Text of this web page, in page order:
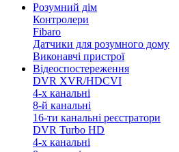
Розумний дім
Контролери
Fibaro
Датчики для розумного дому
Виконавчі пристрої
Відеоспостереження
DVR XVR/HDCVI
4-x канальні
8-й канальні
16-ти канальні реєстратори
DVR Turbo HD
4-х канальні